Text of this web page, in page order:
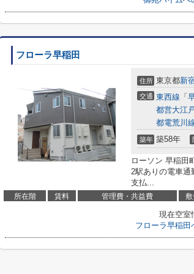
フローラ早稲田
住所 東京都新
交通 東西線 「
都営大江
都電荒川
築年 築58年
ローソン 早稲田
2駅ありの電車通
支払...
所在階 賃料 管理費・共益費 敷
現在空室
フローラ早稲田